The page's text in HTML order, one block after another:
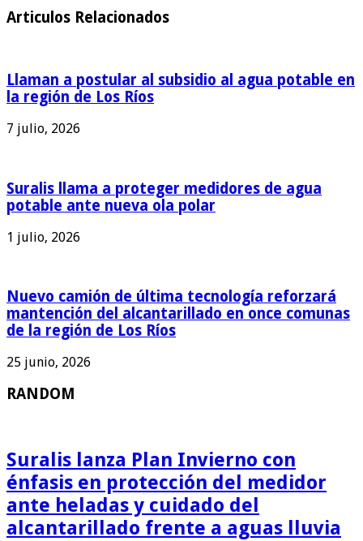
Articulos Relacionados
Llaman a postular al subsidio al agua potable en
la región de Los Ríos
7 julio, 2026
Suralis llama a proteger medidores de agua
potable ante nueva ola polar
1 julio, 2026
Nuevo camión de última tecnología reforzará
mantención del alcantarillado en once comunas
de la región de Los Ríos
25 junio, 2026
RANDOM
Suralis lanza Plan Invierno con
énfasis en protección del medidor
ante heladas y cuidado del
alcantarillado frente a aguas lluvia